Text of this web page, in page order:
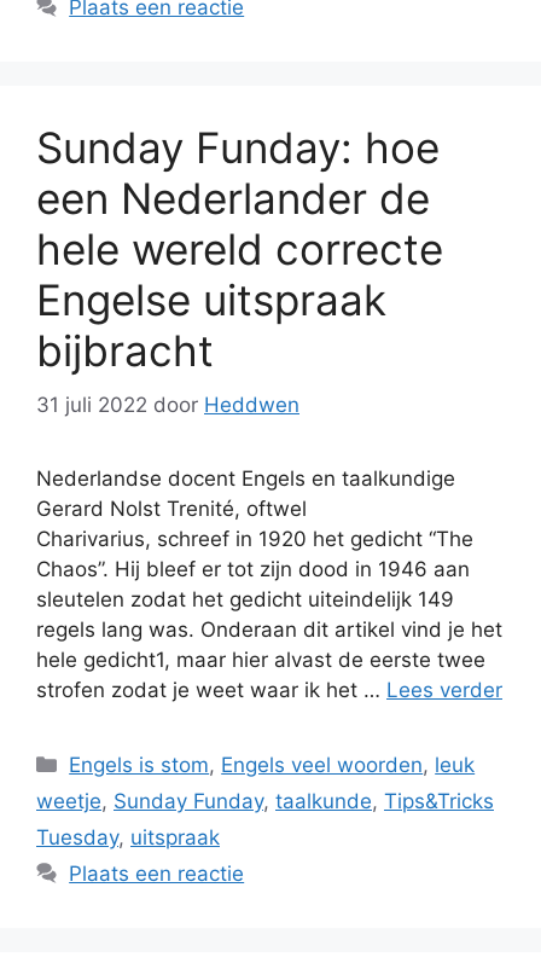
Plaats een reactie
Sunday Funday: hoe
een Nederlander de
hele wereld correcte
Engelse uitspraak
bijbracht
31 juli 2022 door Heddwen
Nederlandse docent Engels en taalkundige
Gerard Nolst Trenité, oftwel
Charivarius, schreef in 1920 het gedicht “The
Chaos”. Hij bleef er tot zijn dood in 1946 aan
sleutelen zodat het gedicht uiteindelijk 149
regels lang was. Onderaan dit artikel vind je het
hele gedicht1, maar hier alvast de eerste twee
strofen zodat je weet waar ik het … Lees verder
Categorieën
Engels is stom, Engels veel woorden, leuk
weetje, Sunday Funday, taalkunde, Tips&Tricks
Tuesday, uitspraak
Plaats een reactie